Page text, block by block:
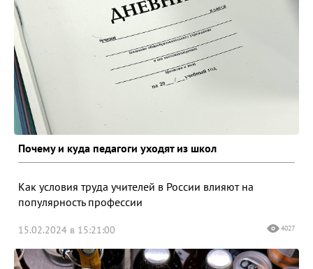
Почему и куда педагоги уходят из школ
Как условия труда учителей в России влияют на
популярность профессии
15.02.2024 в 15:21:00 4027